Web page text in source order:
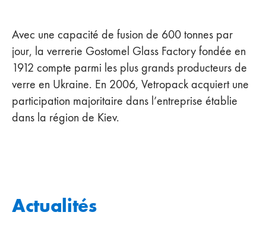
Avec une capacité de fusion de 600 tonnes par
jour, la verrerie Gostomel Glass Factory fondée en
1912 compte parmi les plus grands producteurs de
verre en Ukraine. En 2006, Vetropack acquiert une
participation majoritaire dans l’entreprise établie
dans la région de Kiev.
Actualités